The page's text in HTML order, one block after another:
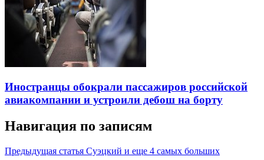
Иностранцы обокрали пассажиров российской
авиакомпании и устроили дебош на борту
Навигация по записям
Предыдущая статья Суэцкий и еще 4 самых больших